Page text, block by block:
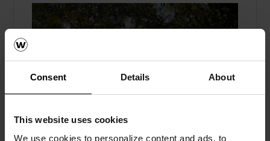
Consent Details About
This website uses cookies
We use cookies to personalize content and ads, to